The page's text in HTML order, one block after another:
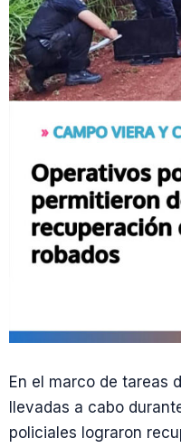
En el marco de tareas
llevadas a cabo
policiales lograron